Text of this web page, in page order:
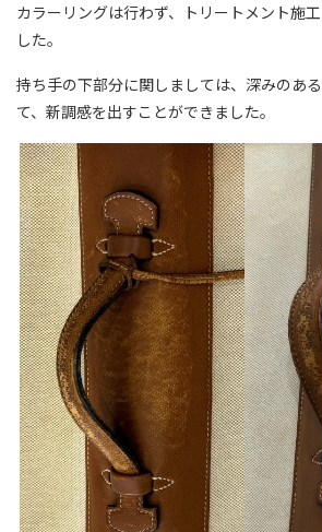
カラーリングは行わず、トリートメント施
した。
持ち手の下部分に関しましては、深みのあ
て、新調感を出すことができました。